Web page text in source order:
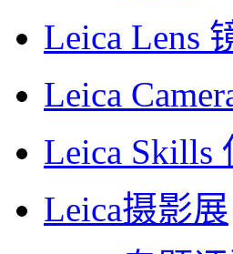
Leica Lens
Leica
Leica Skills
Leica摄影展